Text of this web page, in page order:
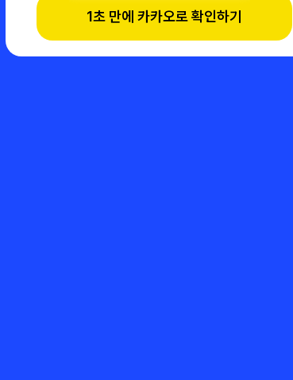
1초 만에 카카오로 확인하기